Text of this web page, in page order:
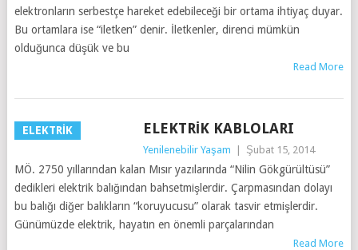
elektronların serbestçe hareket edebileceği bir ortama ihtiyaç duyar.
Bu ortamlara ise “iletken” denir. İletkenler, direnci mümkün
olduğunca düşük ve bu
Read More
ELEKTRIK ELEKTRIK KABLOLARI
Yenilenebilir Yaşam Şubat 15, 2014
MÖ. 2750 yıllarından kalan Mısır yazılarında “Nilin Gökgürültüsü”
dedikleri elektrik balığından bahsetmişlerdir. Çarpmasından dolayı
bu balığı diğer balıkların “koruyucusu” olarak tasvir etmişlerdir.
Günümüzde elektrik, hayatın en önemli parçalarından
Read More